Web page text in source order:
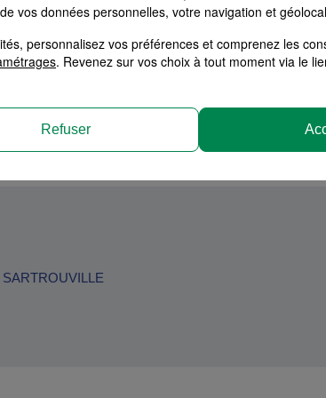
SARTROUVILLE
vos données personnelles, votre navigation et
personnalisez vos préférences et comprenez les
. Revenez sur vos choix à tout moment via le
Refuser